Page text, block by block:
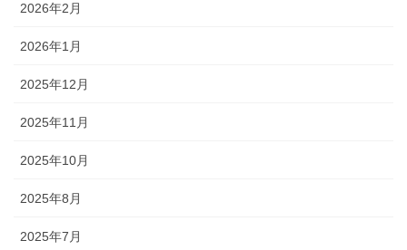
2026年2月
2026年1月
2025年12月
2025年11月
2025年10月
2025年8月
2025年7月